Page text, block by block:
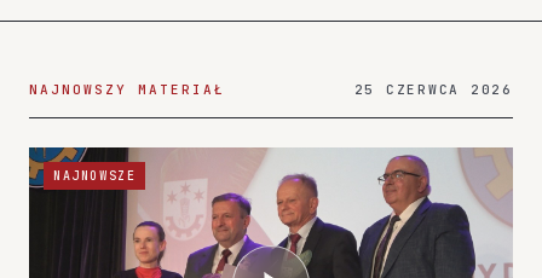
NAJNOWSZY MATERIAŁ 25 CZERWCA 2026
NAJNOWSZE